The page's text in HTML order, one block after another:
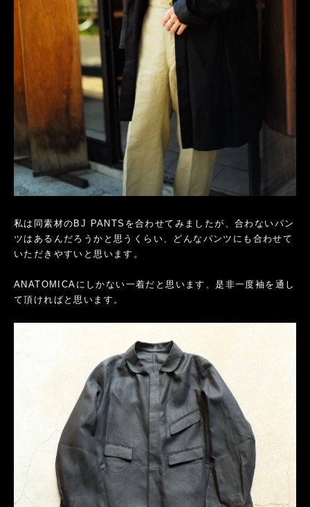
私は同素材のBJ PANTSを合わせてみましたが、合わないパン
ツはあるんだろうかと思うくらい、どんなパンツにも合わせて
いただきやすいと思います。
ANATOMICAにしかない一着だと思います、是非一度袖を通し
て頂ければと思います。